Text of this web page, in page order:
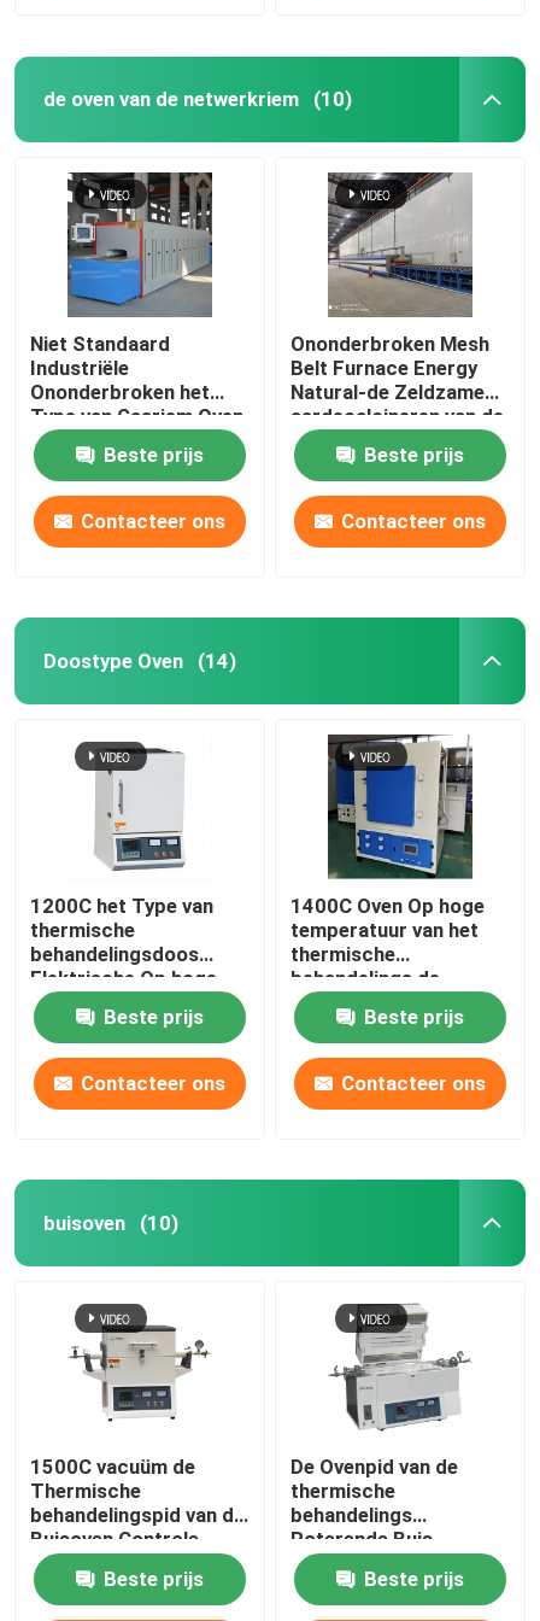
de oven van de netwerkriem (10)
Niet Standaard
Industriële
Ononderbroken het
Type van Gasriem Oven
voor Keramiek
Beste prijs
Contacteer ons
Ononderbroken Mesh
Belt Furnace Energy
Natural-de Zeldzame
aardecalcineren van de
Gaskatalysator
Beste prijs
Contacteer ons
Doostype Oven (14)
1200C het Type van
thermische
behandelingsdoos
Elektrische Op hoge
temperatuur van het
Ovenlaboratorium met
Weerstandsdraad
Beste prijs
Contacteer ons
1400C Oven Op hoge
temperatuur van het
thermische
behandelings de
Elektrische
Laboratorium met
Weerstandsdraad
Beste prijs
Contacteer ons
buisoven (10)
1500C vacuüm de
Thermische
behandelingspid van de
Buisoven Controle
Beste prijs
De Ovenpid van de
thermische
behandelings
Roterende Buis
Controle voor
Laboratorium
Calcineren en het
Beste prijs